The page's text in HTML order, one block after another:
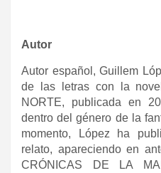
Autor
Autor español, Guillem
de las letras con la
NORTE, publicada en
dentro del género de la
momento, López ha
relato, apareciendo en
CRÓNICAS DE LA